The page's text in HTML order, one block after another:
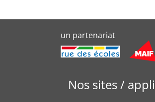
un partenariat
Nos sites / appli